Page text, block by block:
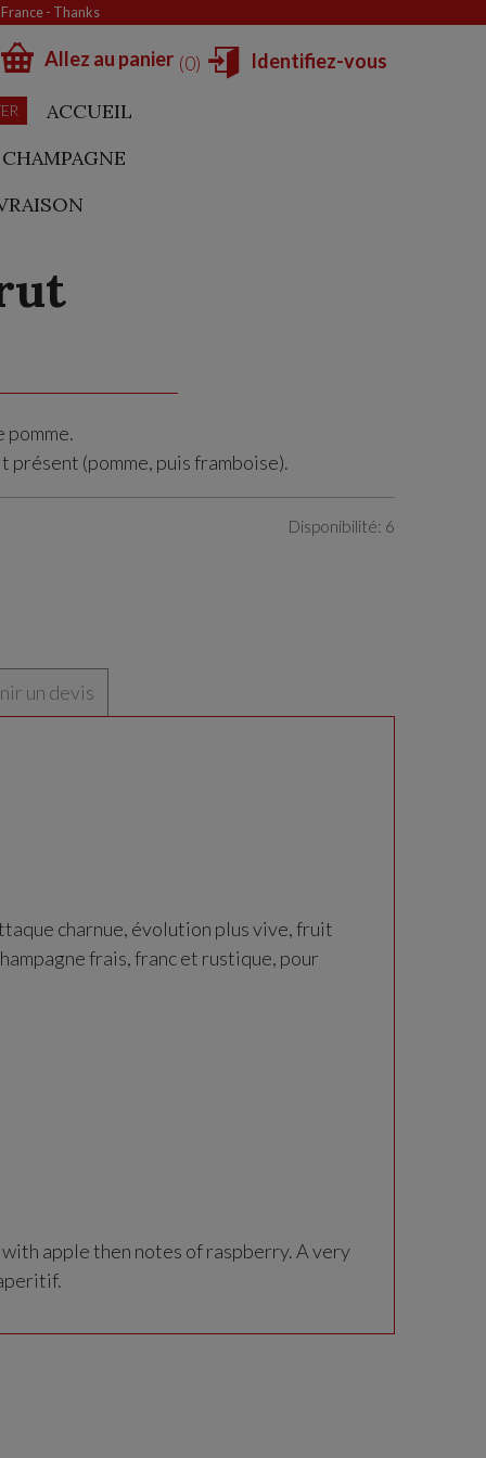
- Thanks
ACCUEIL
CHAMPAGNE
0
Allez au panier Identifiez-vous
pomme.
(pomme, puis framboise).
Disponibilité: 6
un devis
charnue, évolution plus vive, fruit
frais, franc et rustique, pour
apple then notes of raspberry. A very